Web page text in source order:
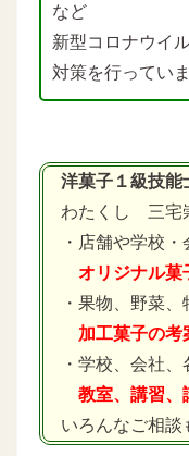
など
新型コロナウイ
対策を行っていま
洋菓子１級技能
わたくし 三宅
・店舗や学校・
オリジナル菓
・果物、野菜、
加工菓子の考
・学校、会社、
教室、講習、
いろんなご相談